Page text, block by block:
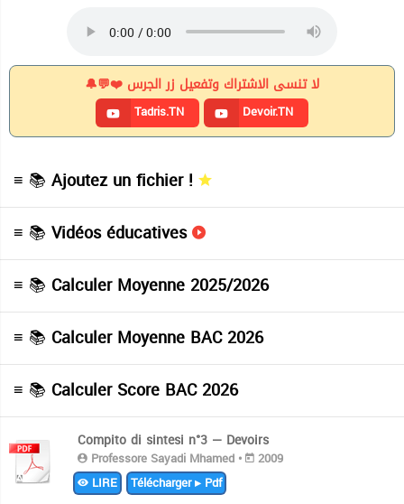
لا تنسى الاشتراك وتفعيل زر الجرس ❤️💬🔔
Tadris.TN Devoir.TN
≡ 📚 Ajoutez un fichier !
≡ 📚 Vidéos éducatives
≡ 📚 Calculer Moyenne 2025/2026
≡ 📚 Calculer Moyenne BAC 2026
≡ 📚 Calculer Score BAC 2026
Compito di sintesi n°3 — Devoirs
Professore Sayadi Mhamed •
2009
LIRE Télécharger ▸ Pdf